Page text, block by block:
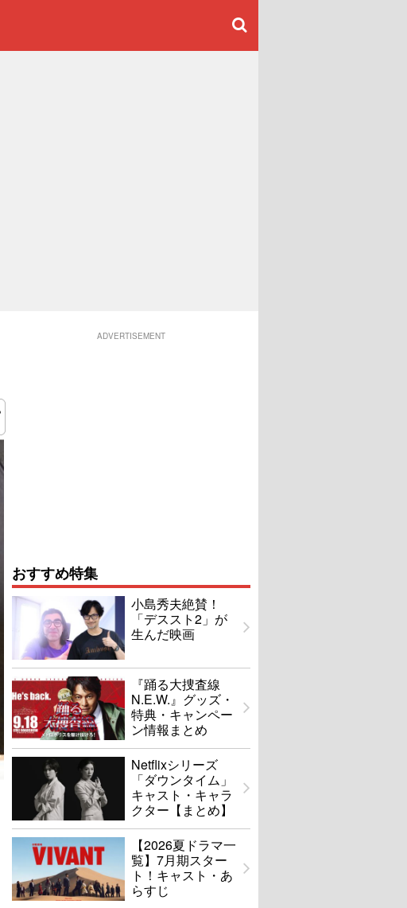
ADVERTISEMENT
おすすめ特集
小島秀夫絶賛！
「デススト2」が
生んだ映画
『踊る大捜査線
N.E.W.』グッズ・
特典・キャンペー
ン情報まとめ
Netflixシリーズ
「ダウンタイム」
キャスト・キャラ
クター【まとめ】
【2026夏ドラマ一
覧】7月期スター
ト！キャスト・あ
らすじ